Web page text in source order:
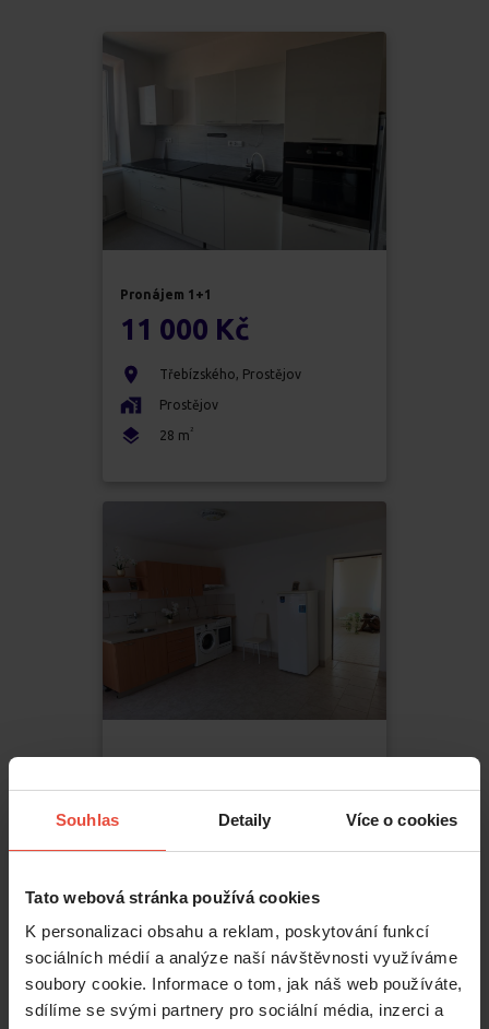
Souhlas Detaily Více o cookies
Tato webová stránka používá cookies
K personalizaci obsahu a reklam, poskytování funkcí
sociálních médií a analýze naší návštěvnosti využíváme
soubory cookie. Informace o tom, jak náš web používáte,
sdílíme se svými partnery pro sociální média, inzerci a
Pronájem 1+1
11 000 Kč
Třebízského, Prostějov
Prostějov
28 m 2
8 500 Kč
48m